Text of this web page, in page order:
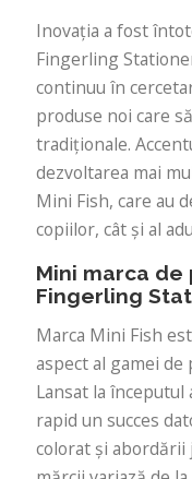
Inovația a fost
Fingerling
continuu în
produse noi care
tradiționale.
dezvoltarea mai
Mini Fish, care au
copiilor, cât și al
Mini marca
Fingerling
Marca Mini Fish
aspect al gamei
Lansat la
rapid un succes
colorat și abordării